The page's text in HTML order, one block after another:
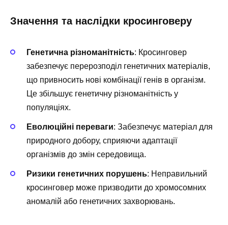
Значення та наслідки кросинговеру
Генетична різноманітність: Кросинговер
забезпечує перерозподіл генетичних матеріалів,
що привносить нові комбінації генів в організм.
Це збільшує генетичну різноманітність у
популяціях.
Еволюційні переваги: Забезпечує матеріал для
природного добору, сприяючи адаптації
організмів до змін середовища.
Ризики генетичних порушень: Неправильний
кросинговер може призводити до хромосомних
аномалій або генетичних захворювань.